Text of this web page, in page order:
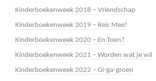
Kinderboekenweek 2018 – Vriendschap
Kinderboekenweek 2019 – Reis Mee!
Kinderboekenweek 2020 – En Toen?
Kinderboekenweek 2021 – Worden wat je wil
Kinderboekenweek 2022 – Gi-ga-groen